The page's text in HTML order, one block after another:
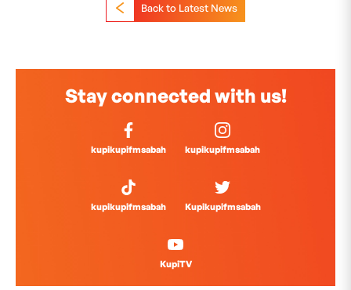
Back to Latest News
Stay connected with us!
kupikupifmsabah kupikupifmsabah
kupikupifmsabah Kupikupifmsabah
KupiTV